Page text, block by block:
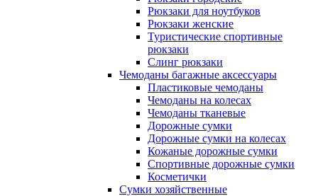
Рюкзаки для ноутбуков
Рюкзаки женские
Туристические спортивные
рюкзаки
Слинг рюкзаки
Чемоданы багажные аксессуары
Пластиковые чемоданы
Чемоданы на колесах
Чемоданы тканевые
Дорожные сумки
Дорожные сумки на колесах
Кожаные дорожные сумки
Спортивные дорожные сумки
Косметички
Сумки хозяйственные